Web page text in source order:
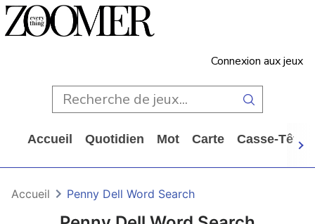
Connexion aux jeux
Accueil Quotidien Mot Carte Casse-Tête
Accueil Penny Dell Word Search